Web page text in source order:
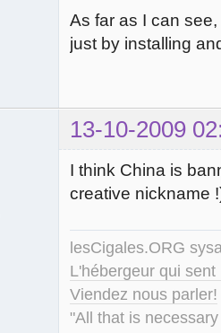
As far as I can
just by installing
13-10-2009
I think China is
creative nickname
lesCigales.ORG
L'hébergeur qui
Viendez nous parler!
"All that is